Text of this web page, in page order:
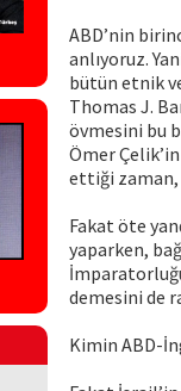
ABD’nin
anlıyoruz.
bütün etnik
Thomas J.
övmesini bu
Ömer
ettiği zaman,
Fakat öte
yaparken,
demesini de
Kimin ABD-